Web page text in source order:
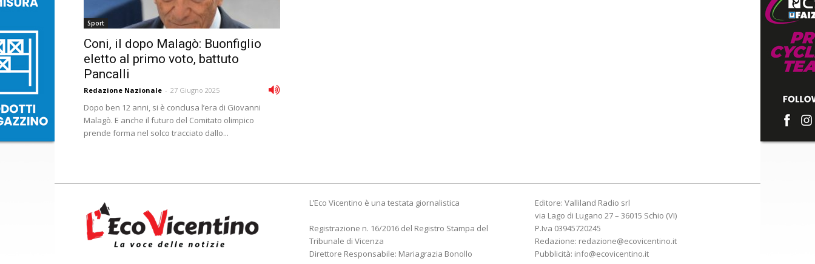
Sport
Coni, il dopo Malagò: Buonfiglio
eletto al primo voto, battuto
Pancalli
Redazione Nazionale - 27 Giugno 2025
Dopo ben 12 anni, si è conclusa l’era di Giovanni
Malagò. E anche il futuro del Comitato olimpico
prende forma nel solco tracciato dallo...
L’Eco Vicentino è una testata giornalistica
Registrazione n. 16/2016 del Registro Stampa del
Tribunale di Vicenza
Direttore Responsabile: Mariagrazia Bonollo
Editore: Valliland Radio srl
via Lago di Lugano 27 – 36015 Schio (VI)
P.Iva 03945720245
Redazione: redazione@ecovicentino.it
Pubblicità: info@ecovicentino.it